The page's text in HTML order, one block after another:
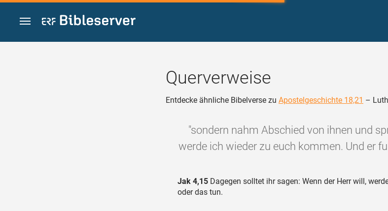
Zum Inhalt springen
Querverweise
Entdecke ähnliche Bibelverse zu Apostelgeschichte 18,21 –
"sondern nahm Abschied von ihnen und
werde ich wieder zu euch kommen. Und er
Jak 4,15 Dagegen solltet ihr sagen: Wenn der Herr will,
oder das tun.